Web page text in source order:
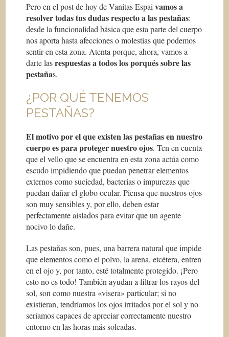
Pero en el post de hoy de Vanitas Espaivamos a
resolver todas tus dudas respecto a las pestañas:
desde la funcionalidad básica que esta parte del cuerpo
nos aporta hasta afecciones o molestias que podemos
sentir en esta zona. Atenta porque, ahora, vamos a
darte lasrespuestas a todos los porqués sobre las
pestañas.
¿POR QUÉ TENEMOS
PESTAÑAS?
El motivo por el que existen las pestañas en nuestro
cuerpo es para proteger nuestro ojos. Ten en cuenta
que el vello que se encuentra en esta zona actúa como
escudo impidiendo que puedan penetrar elementos
externos como suciedad, bacterias o impurezas que
puedan dañar el globo ocular. Piensa que nuestros ojos
son muy sensibles y, por ello, deben estar
perfectamente aislados para evitar que un agente
nocivo lo dañe.
Las pestañas son, pues, una barrera natural que impide
que elementos como el polvo, la arena, etcétera, entren
en el ojo y, por tanto, esté totalmente protegido. ¡Pero
esto no es todo! También ayudan a filtrar los rayos del
sol, son como nuestra «visera» particular; si no
existieran, tendríamos los ojos irritados por el sol y no
seríamos capaces de apreciar correctamente nuestro
entorno en las horas más soleadas.